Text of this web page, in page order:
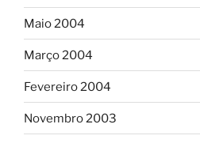
Maio 2004
Março 2004
Fevereiro 2004
Novembro 2003